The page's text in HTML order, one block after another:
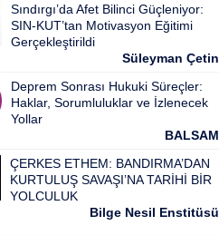
Sındırgı’da Afet Bilinci Güçleniyor:
SIN-KUT’tan Motivasyon Eğitimi
Gerçekleştirildi
Süleyman Çetin
Deprem Sonrası Hukuki Süreçler:
Haklar, Sorumluluklar ve İzlenecek
Yollar
BALSAM
ÇERKES ETHEM: BANDIRMA’DAN
KURTULUŞ SAVAŞI’NA TARİHİ BİR
YOLCULUK
Bilge Nesil Enstitüsü